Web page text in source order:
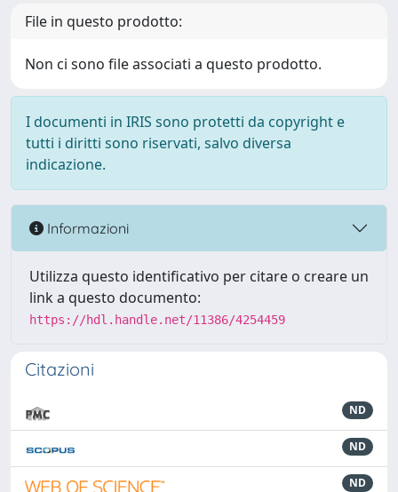
File in questo prodotto:
Non ci sono file associati a questo prodotto.
I documenti in IRIS sono protetti da copyright e
tutti i diritti sono riservati, salvo diversa
indicazione.
Informazioni
Utilizza questo identificativo per citare o creare un
link a questo documento:
https://hdl.handle.net/11386/4254459
Citazioni
ND
ND
ND